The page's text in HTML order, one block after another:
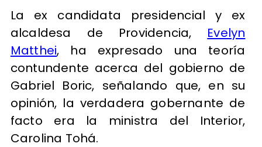
La ex candidata presidencial y ex
alcaldesa de Providencia, Evelyn
Matthei, ha expresado una teoría
contundente acerca del gobierno de
Gabriel Boric, señalando que, en su
opinión, la verdadera gobernante de
facto era la ministra del Interior,
Carolina Tohá.